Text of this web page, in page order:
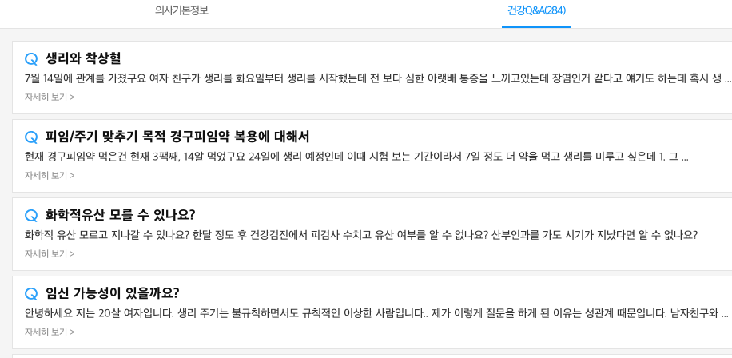
의사기본정보 건강Q&A(284)
생리와 착상혈
7월 14일에 관계를 가졌구요 여자 친구가 생리를 화요일부터 생리를 시작했는데 전 보다 심한 아랫배 통증을 느끼고있는데 장염인거 같다고 얘기도 하는데 혹시 생 ...
자세히 보기 >
피임/주기 맞추기 목적 경구피임약 복용에 대해서
현재 경구피임약 먹은건 현재 3팩째, 14알 먹었구요 24일에 생리 예정인데 이때 시험 보는 기간이라서 7일 정도 더 약을 먹고 생리를 미루고 싶은데 1. 그 ...
자세히 보기 >
화학적유산 모를 수 있나요?
화학적 유산 모르고 지나갈 수 있나요? 한달 정도 후 건강검진에서 피검사 수치고 유산 여부를 알 수 없나요? 산부인과를 가도 시기가 지났다면 알 수 없나요?
자세히 보기 >
임신 가능성이 있을까요?
안녕하세요 저는 20살 여자입니다. 생리 주기는 불규칙하면서도 규칙적인 이상한 사람입니다.. 제가 이렇게 질문을 하게 된 이유는 성관계 때문입니다. 남자친구와 ...
자세히 보기 >